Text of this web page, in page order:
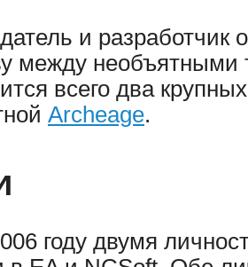
и разработчик
между необъятными
всего два
Archeage.
году двумя